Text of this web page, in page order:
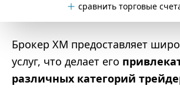
сравнить торговые
Брокер XM предоставляет
услуг, что делает его
различных категорий